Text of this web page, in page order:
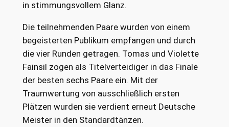
in stimmungsvollem Glanz.
Die teilnehmenden Paare wurden von einem
begeisterten Publikum empfangen und durch
die vier Runden getragen. Tomas und Violette
Fainsil zogen als Titelverteidiger in das Finale
der besten sechs Paare ein. Mit der
Traumwertung von ausschließlich ersten
Plätzen wurden sie verdient erneut Deutsche
Meister in den Standardtänzen.